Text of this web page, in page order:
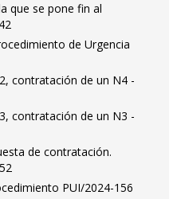
que se pone fin al
de Urgencia
contratación de un N4 -
contratación de un N3 -
de contratación.
PUI/2024-156